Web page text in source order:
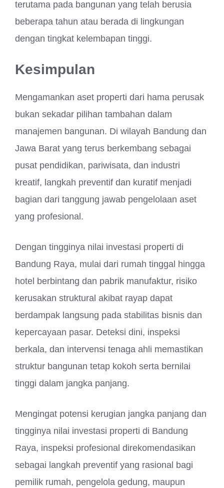
terutama pada bangunan yang telah berusia
beberapa tahun atau berada di lingkungan
dengan tingkat kelembapan tinggi.
Kesimpulan
Mengamankan aset properti dari hama perusak
bukan sekadar pilihan tambahan dalam
manajemen bangunan. Di wilayah Bandung dan
Jawa Barat yang terus berkembang sebagai
pusat pendidikan, pariwisata, dan industri
kreatif, langkah preventif dan kuratif menjadi
bagian dari tanggung jawab pengelolaan aset
yang profesional.
Dengan tingginya nilai investasi properti di
Bandung Raya, mulai dari rumah tinggal hingga
hotel berbintang dan pabrik manufaktur, risiko
kerusakan struktural akibat rayap dapat
berdampak langsung pada stabilitas bisnis dan
kepercayaan pasar. Deteksi dini, inspeksi
berkala, dan intervensi tenaga ahli memastikan
struktur bangunan tetap kokoh serta bernilai
tinggi dalam jangka panjang.
Mengingat potensi kerugian jangka panjang dan
tingginya nilai investasi properti di Bandung
Raya, inspeksi profesional direkomendasikan
sebagai langkah preventif yang rasional bagi
pemilik rumah, pengelola gedung, maupun